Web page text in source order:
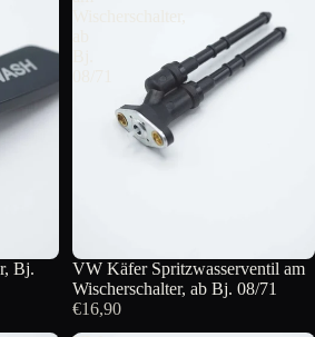
Bj.
VW Käfer Spritzwasserventil am
Wischerschalter, ab Bj. 08/71
€16,90